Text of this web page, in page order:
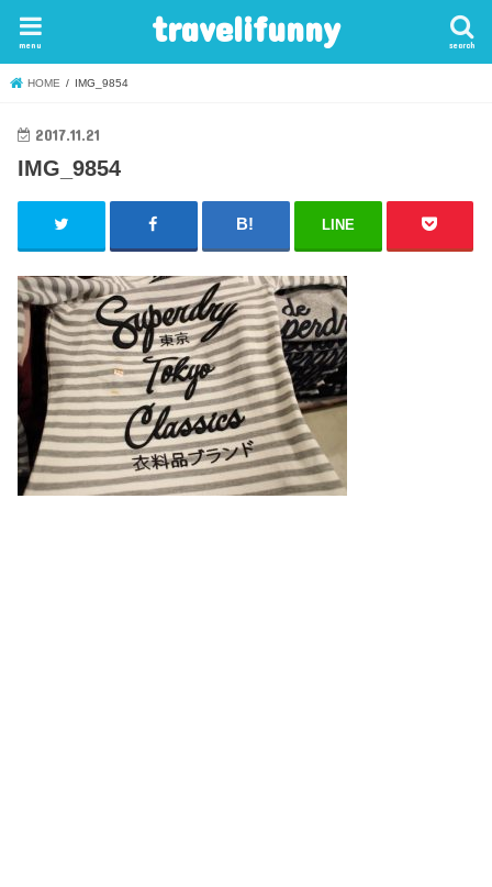
travelifunny search
menu
HOME IMG_9854
2017.11.21
IMG_9854
LINE